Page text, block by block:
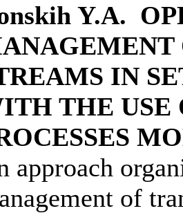
Y.A.
IN
THE USE
approach
of